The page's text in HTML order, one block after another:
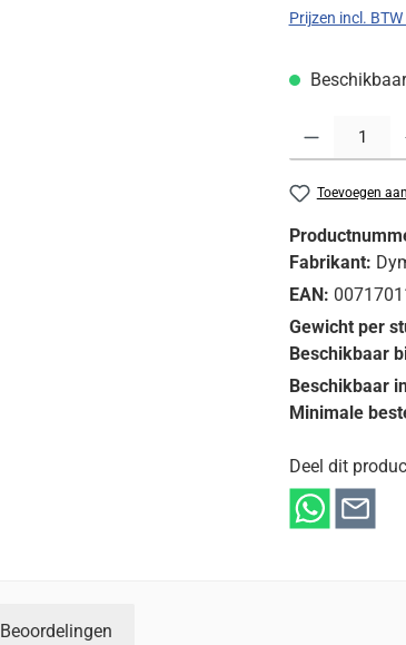
Prijzen incl.
Toevoegen
Fabrikant:
EAN:
Gewicht per
Beschikbaar
Beschikbaar
Minimale
Deel dit
Beoordelingen